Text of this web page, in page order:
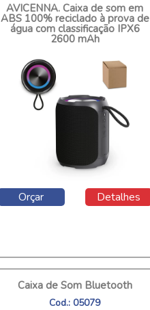
AVICENNA. Caixa de som em
ABS 100% reciclado à prova de
água com classificação IPX6
2600 mAh
Orçar Detalhes
Caixa de Som Bluetooth
Cod.: 05079